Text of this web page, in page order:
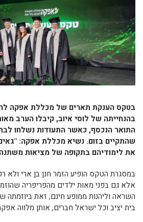
בטקס הענקת תארים של מכללת אפקה
בהנחייתה של לוסי איוב, קיבלו הערב
התואר הנכסף, כאשר התעודות נשלחו
שהתקיים בזום. נשיא מכללת אפקה:
את לימודיהם בתקופה של מציאות
במסגרת הטקס הופיע הזמר חנן בן ארי ולא
אלא גם בפני מאות ילדים מהפריפריה
השראה וליהנות ממופע חינם, זאת
בית יציב וכל ישראל חברים, אותן מלווה